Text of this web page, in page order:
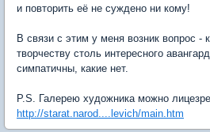
и повторить её не суждено ни кому!
В связи с этим у меня возник вопрос -
творчеству столь интересного
симпатичны, какие нет.
P.S. Галерею художника можно
http://starat.narod....levich/main.htm